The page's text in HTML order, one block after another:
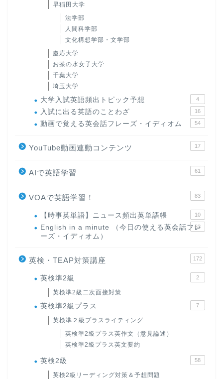
早稲田大学
法学部
人間科学部
文化構想学部・文学部
慶応大学
お茶の水女子大学
千葉大学
埼玉大学
大学入試英語頻出トピック予想 4
入試に出る英語のことわざ 16
動画で覚える英会話フレーズ・イディオム 54
YouTube動画連動コンテンツ 17
AIで英語学習 61
VOAで英語学習！ 83
【時事英単語】ニュース頻出英単語帳 10
English in a minute （今日の使える英会話フレ
ーズ・イディオム）
63
英検・TEAP対策講座 172
英検準2級 2
英検準2級二次面接対策
英検準2級プラス 7
英検準２級プラスライティング
英検準2級プラス英作文（意見論述）
英検準2級プラス英文要約
英検2級 58
英検2級リーディング対策＆予想問題